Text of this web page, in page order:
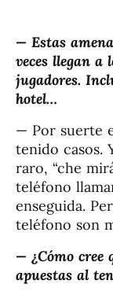
— Estas
veces llegan a
jugadores.
hotel…
— Por suerte
tenido casos.
raro, “che
teléfono
enseguida.
teléfono son
— ¿Cómo cree
apuestas al